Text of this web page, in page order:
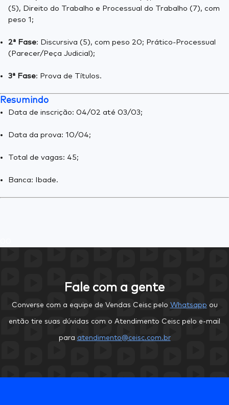
(5), Direito do Trabalho e Processual do Trabalho (7), com
peso 1;
2ª Fase: Discursiva (5), com peso 20; Prático-Processual
(Parecer/Peça Judicial);
3ª Fase: Prova de Títulos.
Resumindo
Data de inscrição: 04/02 até 03/03;
Data da prova: 10/04;
Total de vagas: 45;
Banca: Ibade.
Fale com a gente
Converse com a equipe de Vendas Ceisc pelo Whatsapp ou
então tire suas dúvidas com o Atendimento Ceisc pelo e-mail
para atendimento@ceisc.com.br